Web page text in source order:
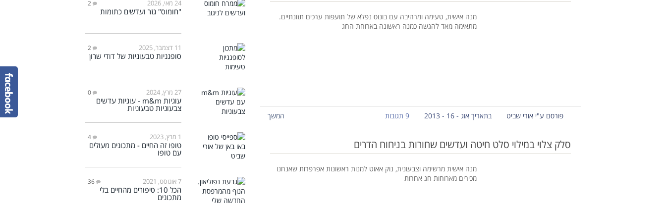
מנה אישית, טעימה ומרהיבה עם בונוס נפלא של תועפות ערכים תזונתיים.
מתאימה מאד להגשה כמנה ראשונה בארוחת החג
פורסם ע"י אורי שביט בתאריך אוג - 16 - 2013 9 תגובות המשך
סלק צלוי במילוי סלט חיטה ועדשים שחורות בניחוח הדרים
מנה אישית מרשימה וצבעונית, נוק אאוט למנות ראשונות אפרפרות שאנחנו
מכירים מארוחות חג אחרות
24 מאי, 2026 2
"חומוס" גזר ועדשים כתומות
11 דצמבר, 2025 2
סופגניות טבעוניות של דודי שרון
27 מרץ, 2024 0
עוגיות m&m - עוגיות עדשים
צבעוניות טבעוניות
1 מרץ, 2023 4
טופו זה החיים - מתכונים מעולים
עם טופו
7 אוגוסט, 2021 36
הכל 10: סיפורים מהחיים בלי
מתכונים